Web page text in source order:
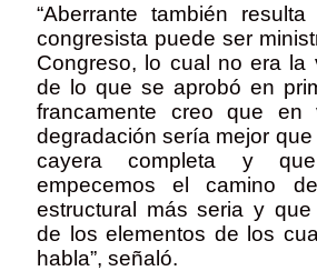
“Aberrante también
congresista puede ser
Congreso, lo cual no era la
de lo que se aprobó en
francamente creo que en
degradación sería mejor
cayera completa y que
empecemos el camino
estructural más seria y
de los elementos de los
habla”, señaló.